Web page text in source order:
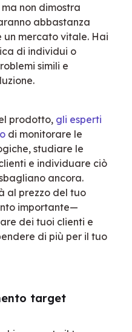
non dimostra
abbastanza
mercato vitale. Hai
di individui o
simili e
prodotto, gli esperti
di monitorare le
studiare le
e individuare ciò
ancora.
al prezzo del tuo
importante—
dei tuoi clienti e
di più per il tuo
target